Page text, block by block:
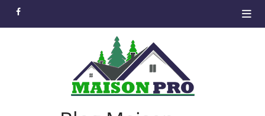
facebook